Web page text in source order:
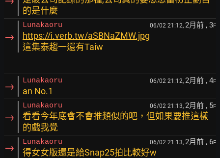
的是什麼
→
Lunakaoru 06/02 21:12, 2月前 , 3F
https://i.verb.tw/aSBNaZMW.jpg
這集泰趨一還有Taiw
→ Lunakaoru 06/02 21:12, 2月前 , 4F
an No.1
→
Lunakaoru 06/02 21:13, 2月前 , 5F
看看今年底會不會推類似的吧，但如果要推這樣
的戲我覺
→ Lunakaoru 06/02 21:13, 2月前 , 6F
得女女版還是給Snap25拍比較好w